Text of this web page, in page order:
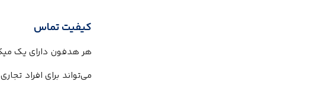
کیفیت تماس
هر هدفون دارای یک
می‌تواند برای افراد